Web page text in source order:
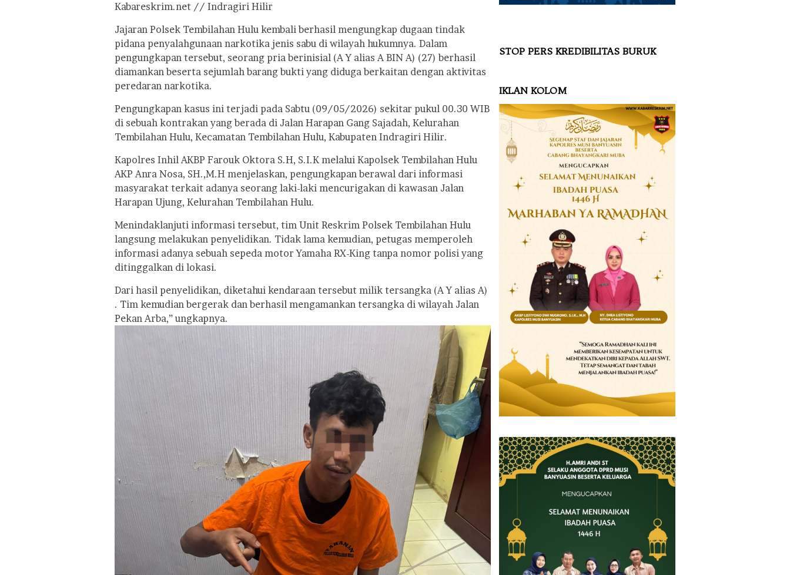
Kabareskrim.net // Indragiri Hilir
Jajaran Polsek Tembilahan Hulu kembali berhasil mengungkap dugaan tindak
pidana penyalahgunaan narkotika jenis sabu di wilayah hukumnya. Dalam
pengungkapan tersebut, seorang pria berinisial (A Y alias A BIN A) (27) berhasil
diamankan beserta sejumlah barang bukti yang diduga berkaitan dengan aktivitas
peredaran narkotika.
Pengungkapan kasus ini terjadi pada Sabtu (09/05/2026) sekitar pukul 00.30 WIB
di sebuah kontrakan yang berada di Jalan Harapan Gang Sajadah, Kelurahan
Tembilahan Hulu, Kecamatan Tembilahan Hulu, Kabupaten Indragiri Hilir.
Kapolres Inhil AKBP Farouk Oktora S.H, S.I.K melalui Kapolsek Tembilahan Hulu
AKP Anra Nosa, SH.,M.H menjelaskan, pengungkapan berawal dari informasi
masyarakat terkait adanya seorang laki-laki mencurigakan di kawasan Jalan
Harapan Ujung, Kelurahan Tembilahan Hulu.
Menindaklanjuti informasi tersebut, tim Unit Reskrim Polsek Tembilahan Hulu
langsung melakukan penyelidikan. Tidak lama kemudian, petugas memperoleh
informasi adanya sebuah sepeda motor Yamaha RX-King tanpa nomor polisi yang
ditinggalkan di lokasi.
Dari hasil penyelidikan, diketahui kendaraan tersebut milik tersangka (A Y alias A)
. Tim kemudian bergerak dan berhasil mengamankan tersangka di wilayah Jalan
Pekan Arba,” ungkapnya.
STOP PERS KREDIBILITAS BURUK
IKLAN KOLOM